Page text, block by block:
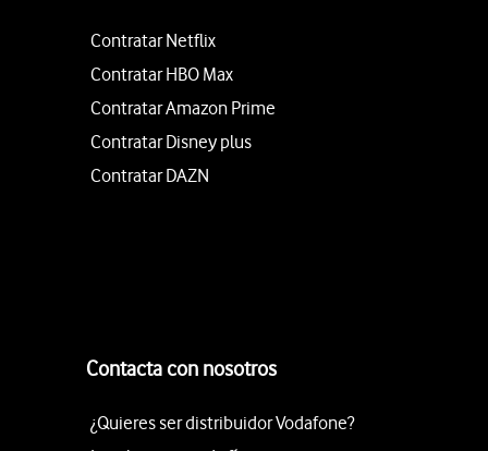
Contratar Netflix
Contratar HBO Max
Contratar Amazon Prime
Contratar Disney plus
Contratar DAZN
Contacta con nosotros
¿Quieres ser distribuidor Vodafone?